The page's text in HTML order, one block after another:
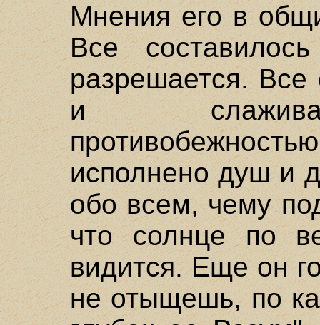
Мнения его в
Все
разрешается. Все
и
исполнено душ и
обо всем, чему
что солнце по
видится. Еще он
не отыщешь, по